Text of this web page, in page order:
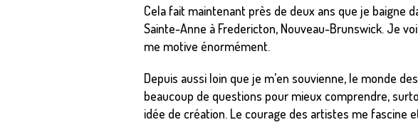
Cela fait maintenant près de deux ans que je baigne
Sainte-Anne à Fredericton, Nouveau-Brunswick. Je
me motive énormément.
Depuis aussi loin que je m’en souvienne, le monde
beaucoup de questions pour mieux comprendre,
idée de création. Le courage des artistes me fascine